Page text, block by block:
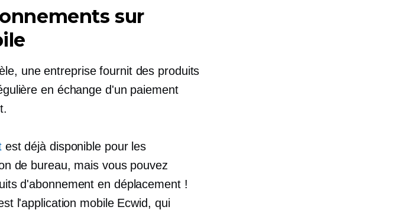
sur
une entreprise fournit des produits
en échange d'un paiement
est déjà disponible pour les
de bureau, mais vous pouvez
d'abonnement en déplacement !
l'application mobile Ecwid, qui